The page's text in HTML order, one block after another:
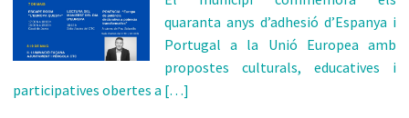
quaranta anys d’adhesió d’Espanya i
Portugal a la Unió Europea amb
propostes culturals, educatives i
participatives obertes a […]